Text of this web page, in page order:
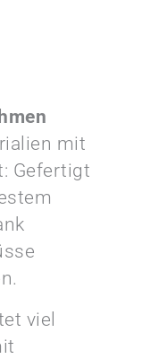
mit
Gefertigt
viel